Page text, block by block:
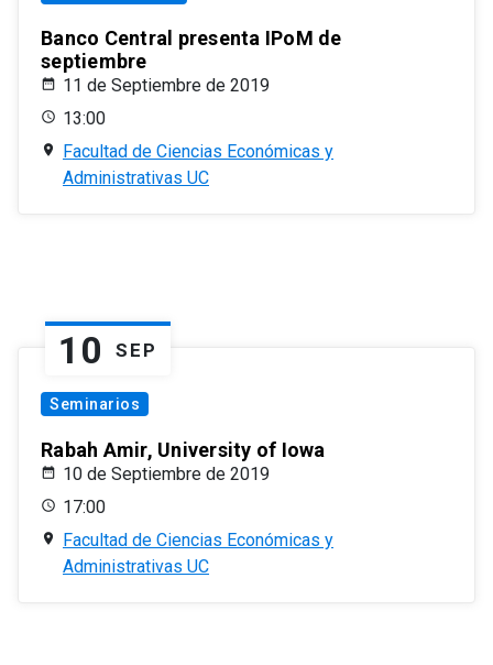
Banco Central presenta IPoM de
septiembre
11 de Septiembre de 2019
13:00
Facultad de Ciencias Económicas y
Administrativas UC
10 SEP
Seminarios
Rabah Amir, University of Iowa
10 de Septiembre de 2019
17:00
Facultad de Ciencias Económicas y
Administrativas UC